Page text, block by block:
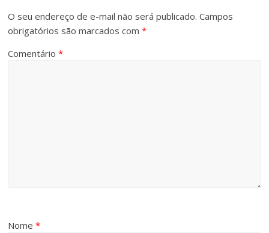
O seu endereço de e-mail não será publicado. Campos
obrigatórios são marcados com*
Comentário*
Nome*